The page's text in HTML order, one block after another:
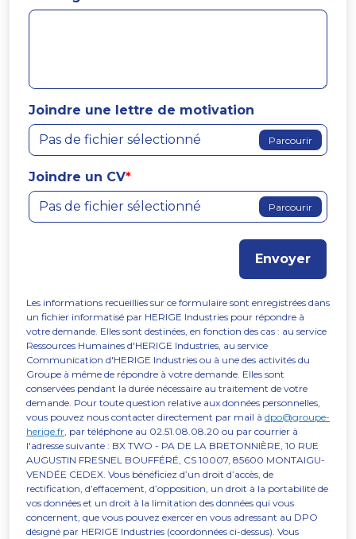
Joindre une lettre de motivation
Pas de fichier sélectionné
Parcourir
Joindre un CV*
Pas de fichier sélectionné
Parcourir
Envoyer
Les informations recueillies sur ce formulaire sont enregistrées dans
un fichier informatisé par HERIGE Industries pour répondre à
votre demande. Elles sont destinées, en fonction des cas : au service
Ressources Humaines d'HERIGE Industries, au service
Communication d'HERIGE Industries ou à une des activités du
Groupe à même de répondre à votre demande. Elles sont
conservées pendant la durée nécessaire au traitement de votre
demande. Pour toute question relative aux données personnelles,
vous pouvez nous contacter directement par mail à dpo@groupe-
herige.fr, par téléphone au 02.51.08.08.20 ou par courrier à
l'adresse suivante : BX TWO - PA DE LA BRETONNIÈRE, 10 RUE
AUGUSTIN FRESNEL BOUFFÉRÉ, CS 10007, 85600 MONTAIGU-
VENDÉE CEDEX. Vous bénéficiez d’un droit d’accès, de
rectification, d’effacement, d’opposition, un droit à la portabilité de
vos données et un droit à la limitation des données qui vous
concernent, que vous pouvez exercer en vous adressant au DPO
désigné par HERIGE Industries (coordonnées ci-dessus). Vous